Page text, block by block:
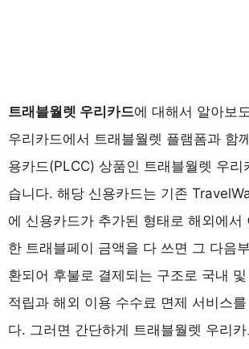
트래블월렛 우리카드에 대해서 알아보
우리카드에서 트래블월렛 플램폼과 함
용카드(PLCC) 상품인 트래블월렛 우리
습니다. 해당 신용카드는 기존
에 신용카드가 추가된 형태로 해외에서
한 트래블페이 금액을 다 쓰면 그 다음
환되어 후불로 결제되는 구조로 국내
적립과 해외 이용 수수료 면제 서비스
다. 그러면 간단하게 트래블월렛 우리